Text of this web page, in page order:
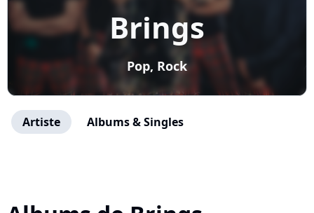
Brings
Pop, Rock
Artiste Albums & Singles